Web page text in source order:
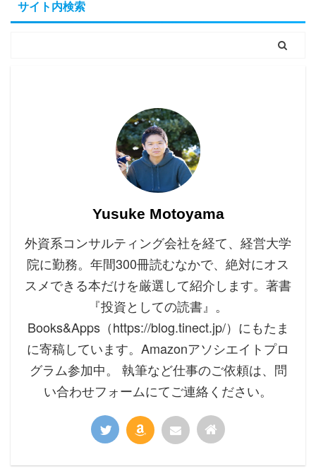
サイト内検索
Yusuke Motoyama
外資系コンサルティング会社を経て、経営大学
院に勤務。年間300冊読むなかで、絶対にオス
スメできる本だけを厳選して紹介します。著書
『投資としての読書』。
Books&Apps（https://blog.tinect.jp/）にもたま
に寄稿しています。Amazonアソシエイトプロ
グラム参加中。 執筆など仕事のご依頼は、問
い合わせフォームにてご連絡ください。